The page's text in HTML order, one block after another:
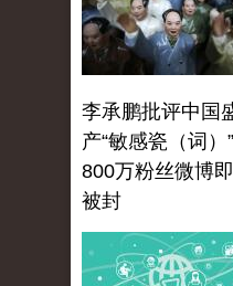
李承鹏批评中国
产“敏感瓷（词）”
800万粉丝微博即
被封